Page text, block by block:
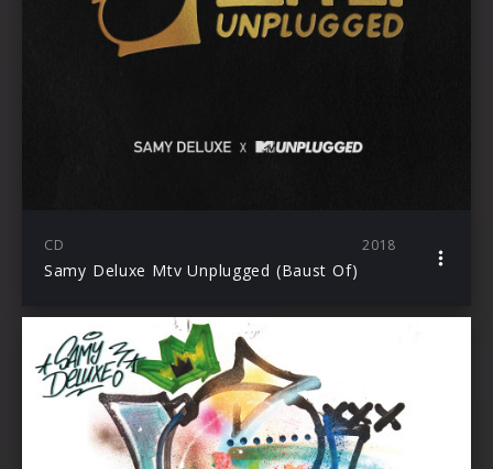
CD 2018
Samy Deluxe Mtv Unplugged (Baust Of)